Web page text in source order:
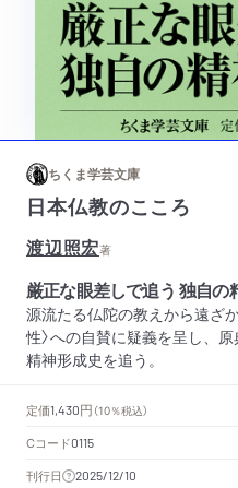
ちくま学芸文庫
日本仏教のこころ
渡辺照宏著
厳正な眼差しで追う 独自の
源流たる仏陀の教えから遠ざ
性〉への自賛に疑義を呈し、
精神形成史を追う。
定価1,430円 （10％税込）
Cコード0115
刊行日 2025/12/10